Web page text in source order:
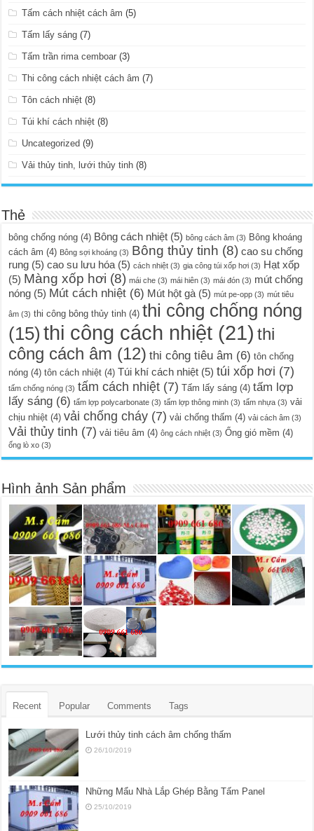
Tấm cách nhiệt cách âm (5)
Tấm lấy sáng (7)
Tấm trần rima cemboar (3)
Thi công cách nhiệt cách âm (7)
Tôn cách nhiệt (8)
Túi khí cách nhiệt (8)
Uncategorized (9)
Vải thủy tinh, lưới thủy tinh (8)
Thẻ
bông chống nóng (4) Bông cách nhiệt (5) bông cách âm (3) Bông khoáng
cách âm (4) Bông sợi khoáng (3) Bông thủy tinh (8) cao su chống
rung (5) cao su lưu hóa (5) cách nhiệt (3) gia công túi xốp hơi (3) Hạt xốp
(5) Màng xốp hơi (8) mái che (3) mái hiên (3) mái đón (3) mút chống
nóng (5) Mút cách nhiệt (6) Mút hột gà (5) mút pe-opp (3) mút tiêu
âm (3) thi công bông thủy tinh (4) thi công chống nóng
(15) thi công cách nhiệt (21) thi
công cách âm (12) thi công tiêu âm (6) tôn chống
nóng (4) tôn cách nhiệt (4) Túi khí cách nhiệt (5) túi xốp hơi (7)
tấm chống nóng (3) tấm cách nhiệt (7) Tấm lấy sáng (4) tấm lợp
lấy sáng (6) tấm lợp polycarbonate (3) tấm lợp thông minh (3) tấm nhựa (3) vải
chịu nhiệt (4) vải chống cháy (7) vải chống thấm (4) vải cách âm (3)
Vải thủy tinh (7) vải tiêu âm (4) ông cách nhiệt (3) Ống gió mềm (4)
ống lò xo (3)
Hình ảnh Sản phẩm
Recent Popular Comments Tags
Lưới thủy tinh cách âm chống thấm
26/10/2019
Những Mẩu Nhà Lắp Ghép Bằng Tấm Panel
25/10/2019